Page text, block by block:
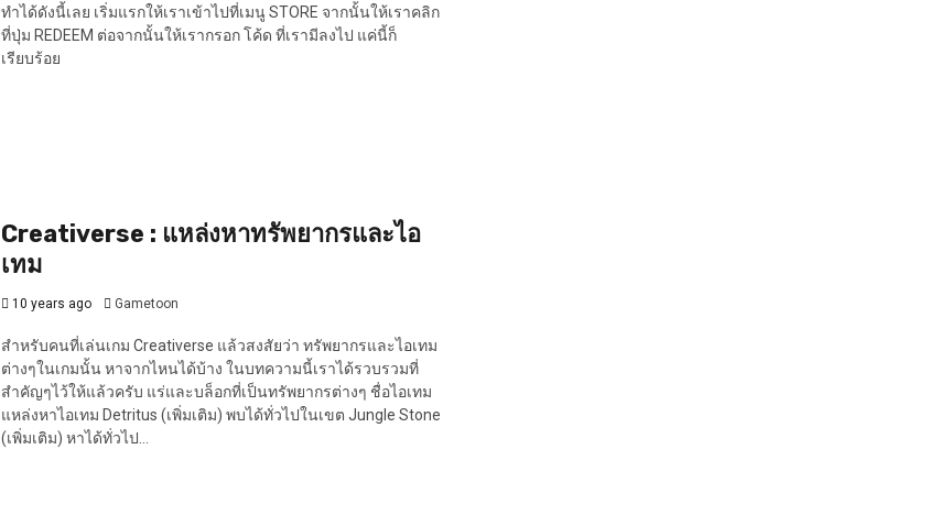
ทำได้ดังนี้เลย เริ่มแรกให้เราเข้าไปที่เมนู STORE จากนั้นให้เราคลิก
ที่ปุ่ม REDEEM ต่อจากนั้นให้เรากรอก โค้ด ที่เรามีลงไป แค่นี้ก็
เรียบร้อย
Creativerse : แหล่งหาทรัพยากรและไอ
เทม
10 years ago Gametoon
สำหรับคนที่เล่นเกม Creativerse แล้วสงสัยว่า ทรัพยากรและไอเทม
ต่างๆในเกมนั้น หาจากไหนได้บ้าง ในบทความนี้เราได้รวบรวมที่
สำคัญๆไว้ให้แล้วครับ แร่และบล็อกที่เป็นทรัพยากรต่างๆ ชื่อไอเทม
แหล่งหาไอเทม Detritus (เพิ่มเติม) พบได้ทั่วไปในเขต Jungle Stone
(เพิ่มเติม) หาได้ทั่วไป...